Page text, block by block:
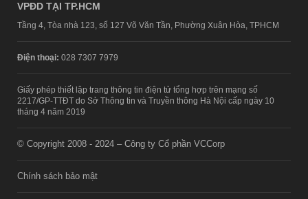
VPĐD TẠI TP.HCM
Tầng 4, Tòa nhà 123, số 127 Võ Văn Tần, Phường Xuân Hòa, TPHCM
Điện thoại: 028 7307 7979
Giấy phép thiết lập trang thông tin điện tử tổng hợp trên mạng số
2217/GP-TTĐT do Sở Thông tin và Truyền thông Hà Nội cấp ngày 10
tháng 4 năm 2019
© Copyright 2008 - 2024 – Công ty Cổ phần VCCorp
Chính sách bảo mật